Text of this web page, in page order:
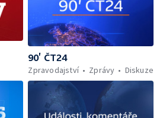
90’ ČT24
Zpravodajství
Zprávy Diskuze